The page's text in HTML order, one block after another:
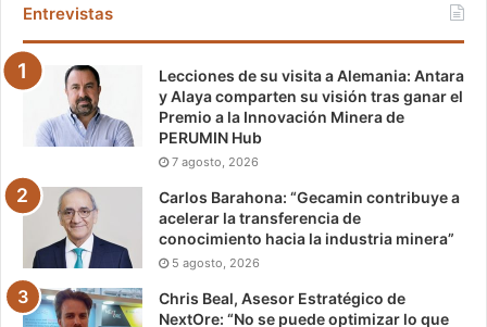
Entrevistas
Lecciones de su visita a Alemania: Antara
y Alaya comparten su visión tras ganar el
Premio a la Innovación Minera de
PERUMIN Hub
7 agosto, 2026
Carlos Barahona: “Gecamin contribuye a
acelerar la transferencia de
conocimiento hacia la industria minera”
5 agosto, 2026
Chris Beal, Asesor Estratégico de
NextOre: “No se puede optimizar lo que